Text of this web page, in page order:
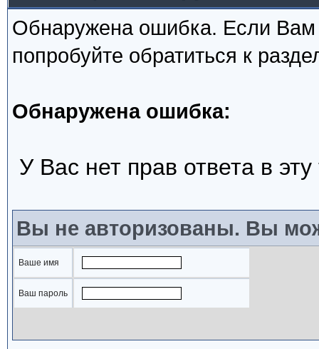
Обнаружена ошибка. Если
попробуйте обратиться к
Обнаружена ошибка:
У Вас нет прав ответа в
Вы не авторизованы. Вы
Ваше имя
Ваш пароль